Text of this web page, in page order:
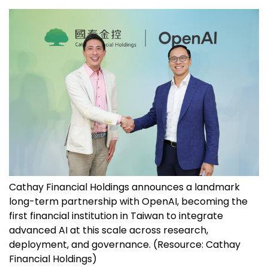
Cathay Financial Holdings announces a landmark
long-term partnership with OpenAI, becoming the
first financial institution in Taiwan to integrate
advanced AI at this scale across research,
deployment, and governance. (Resource: Cathay
Financial Holdings)